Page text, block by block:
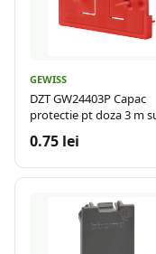
GEWISS
DZT GW24403P Capac
protectie pt doza 3 m
0.75 lei